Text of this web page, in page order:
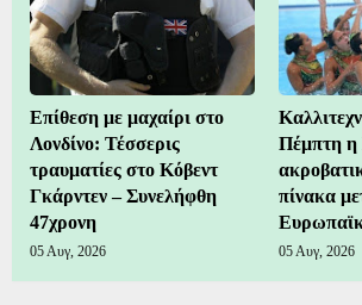
Επίθεση με μαχαίρι στο
Λονδίνο: Τέσσερις
τραυματίες στο Κόβεντ
Γκάρντεν – Συνελήφθη
47χρονη
05 Αυγ, 2026
Πέμπτη η
πίνακα
05 Αυγ, 2026